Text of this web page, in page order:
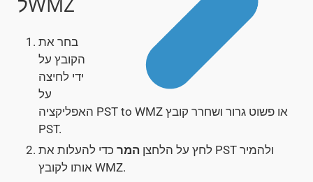
בחר את
הקובץ על
ידי לחיצה
על
האפליקציה PST to WMZ או פשוט גרור ושחרר קובץ
PST.
לחץ על הלחצן המר כדי להעלות את PST ולהמיר
אותו לקובץ WMZ.